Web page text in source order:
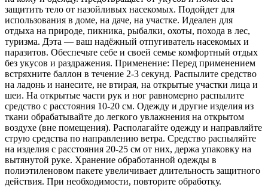
защитить тело от назойливых насекомых. Подойдет для
использования в доме, на даче, на участке. Идеален для
отдыха на природе, пикника, рыбалки, охоты, похода в лес,
туризма. Дэта — ваш надёжный отпугиватель насекомых и
паразитов. Обеспечьте себе и своей семье комфортный отдых
без укусов и раздражения. Применение: Перед применением
встряхните баллон в течение 2-3 секунд. Распылите средство
на ладонь и нанесите, не втирая, на открытые участки лица и
шеи. На открытые части рук и ног равномерно распылите
средство с расстояния 10-20 см. Одежду и другие изделия из
ткани обрабатывайте до легкого увлажнения на открытом
воздухе (вне помещения). Располагайте одежду и направляйте
струю средства по направлению ветра. Средство распыляйте
на изделия с расстояния 20-25 см от них, держа упаковку на
вытянутой руке. Хранение обработанной одежды в
полиэтиленовом пакете увеличивает длительность защитного
действия. При необходимости, повторите обработку.